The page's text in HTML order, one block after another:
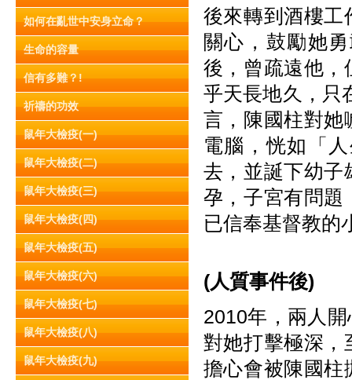
如何在亂世中安身立命？
生命的容量
信有多難？!
祈禱的功效
鼠年大檢疫(一)
鼠年大檢疫(二)
鼠年大檢疫(三)
鼠年大檢疫(四)
鼠年大檢疫(五)
鼠年大檢疫(六)
鼠年大檢疫(七)
鼠年大檢疫(八)
鼠年大檢疫(九)
後來轉到酒樓工
關心，鼓勵她
後，曾疏遠他，
乎天長地久，只
言，陳國柱對她
電腦，恍如「
去，並誕下幼
孕，子宮有問題
已信奉基督教的
(人質事件後)
2010年，兩人
對她打擊極深，
擔心會被陳國柱